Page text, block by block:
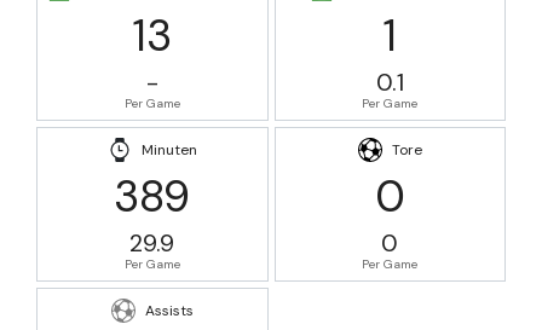
13
-
Per Game
1
0.1
Per Game
Minuten
389
29.9
Per Game
Tore
0
0
Per Game
Assists